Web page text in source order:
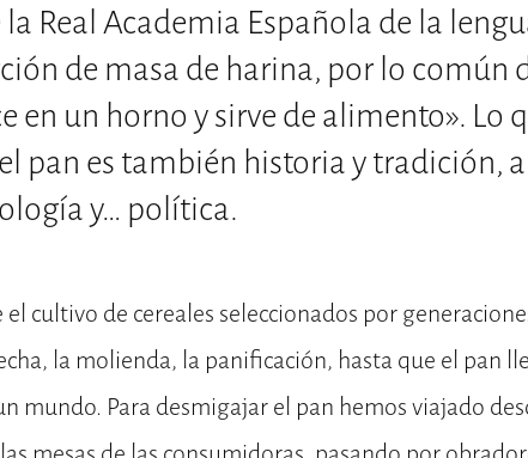
la Real Academia Española de la
de masa de harina, por lo común
en un horno y sirve de alimento». Lo
pan es también historia y tradición,
y… política.
el cultivo de cereales seleccionados por
la molienda, la panificación, hasta que el pan
mundo. Para desmigajar el pan hemos viajado